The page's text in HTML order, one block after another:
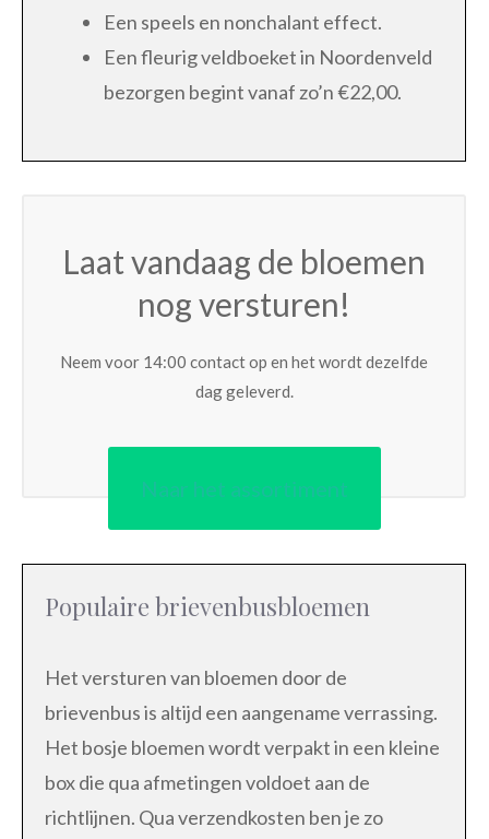
Een speels en nonchalant effect.
Een fleurig veldboeket in Noordenveld
bezorgen begint vanaf zo’n €22,00.
Laat vandaag de bloemen
nog versturen!
Neem voor 14:00 contact op en het wordt dezelfde
dag geleverd.
Naar het assortiment
Populaire brievenbusbloemen
Het versturen van bloemen door de
brievenbus is altijd een aangename verrassing.
Het bosje bloemen wordt verpakt in een kleine
box die qua afmetingen voldoet aan de
richtlijnen. Qua verzendkosten ben je zo